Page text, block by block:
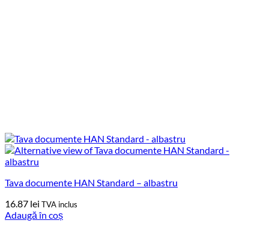
Tava documente HAN Standard – albastru
16.87 lei TVA inclus
Adaugă în coș